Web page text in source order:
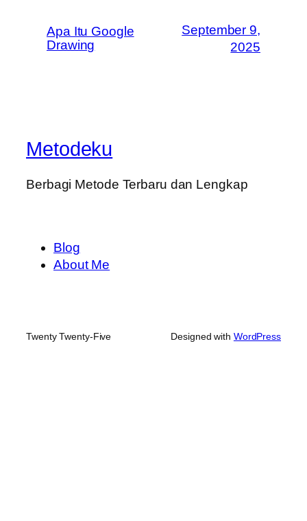
Apa Itu Google
Drawing
September 9,
2025
Metodeku
Berbagi Metode Terbaru dan Lengkap
Blog
About Me
Twenty Twenty-Five Designed with WordPress